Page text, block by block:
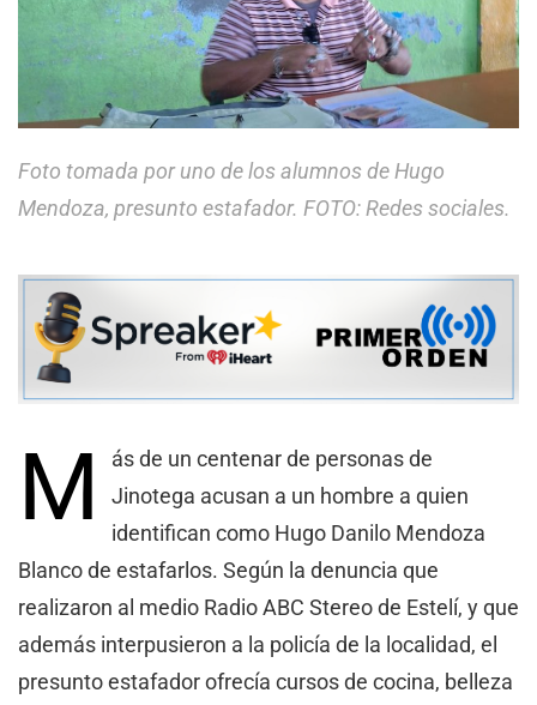
Foto tomada por uno de los alumnos de Hugo
Mendoza, presunto estafador. FOTO: Redes sociales.
M
ás de un centenar de personas de
Jinotega acusan a un hombre a quien
identifican como Hugo Danilo Mendoza
Blanco de estafarlos. Según la denuncia que
realizaron al medio Radio ABC Stereo de Estelí, y que
además interpusieron a la policía de la localidad, el
presunto estafador ofrecía cursos de cocina, belleza